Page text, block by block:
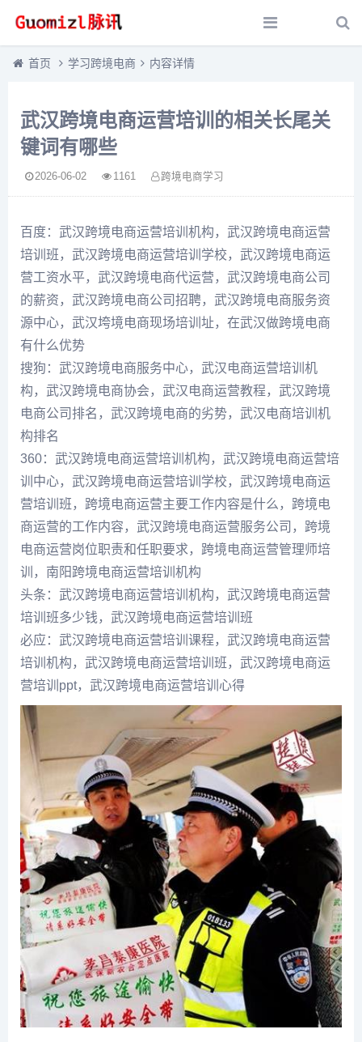
首页 学习跨境电商 内容详情
武汉跨境电商运营培训的相关长尾关
键词有哪些
2026-06-02 1161 跨境电商学习
百度：武汉跨境电商运营培训机构，武汉跨境电商运营
培训班，武汉跨境电商运营培训学校，武汉跨境电商运
营工资水平，武汉跨境电商代运营，武汉跨境电商公司
的薪资，武汉跨境电商公司招聘，武汉跨境电商服务资
源中心，武汉垮境电商现场培训址，在武汉做跨境电商
有什么优势
搜狗：武汉跨境电商服务中心，武汉电商运营培训机
构，武汉跨境电商协会，武汉电商运营教程，武汉跨境
电商公司排名，武汉跨境电商的劣势，武汉电商培训机
构排名
360：武汉跨境电商运营培训机构，武汉跨境电商运营培
训中心，武汉跨境电商运营培训学校，武汉跨境电商运
营培训班，跨境电商运营主要工作内容是什么，跨境电
商运营的工作内容，武汉跨境电商运营服务公司，跨境
电商运营岗位职责和任职要求，跨境电商运营管理师培
训，南阳跨境电商运营培训机构
头条：武汉跨境电商运营培训机构，武汉跨境电商运营
培训班多少钱，武汉跨境电商运营培训班
必应：武汉跨境电商运营培训课程，武汉跨境电商运营
培训机构，武汉跨境电商运营培训班，武汉跨境电商运
营培训ppt，武汉跨境电商运营培训心得